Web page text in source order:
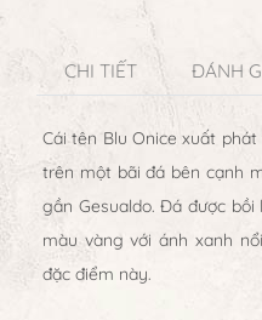
CHI TIẾT ĐÁNH
Cái tên Blu Onice xuất
trên một bãi đá bên cạnh
gần Gesualdo. Đá được
màu vàng với ánh xanh
đặc điểm này.